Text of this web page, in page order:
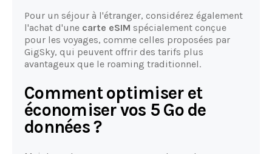
Pour un séjour à l'étranger, considérez également
l'achat d'une carte eSIM spécialement conçue
pour les voyages, comme celles proposées par
GigSky, qui peuvent offrir des tarifs plus
avantageux que le roaming traditionnel.
Comment optimiser et
économiser vos 5 Go de
données ?